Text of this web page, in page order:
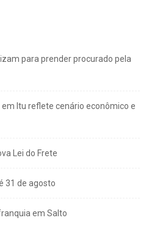
para prender procurado pela
Itu reflete cenário econômico e
Lei do Frete
31 de agosto
em Salto